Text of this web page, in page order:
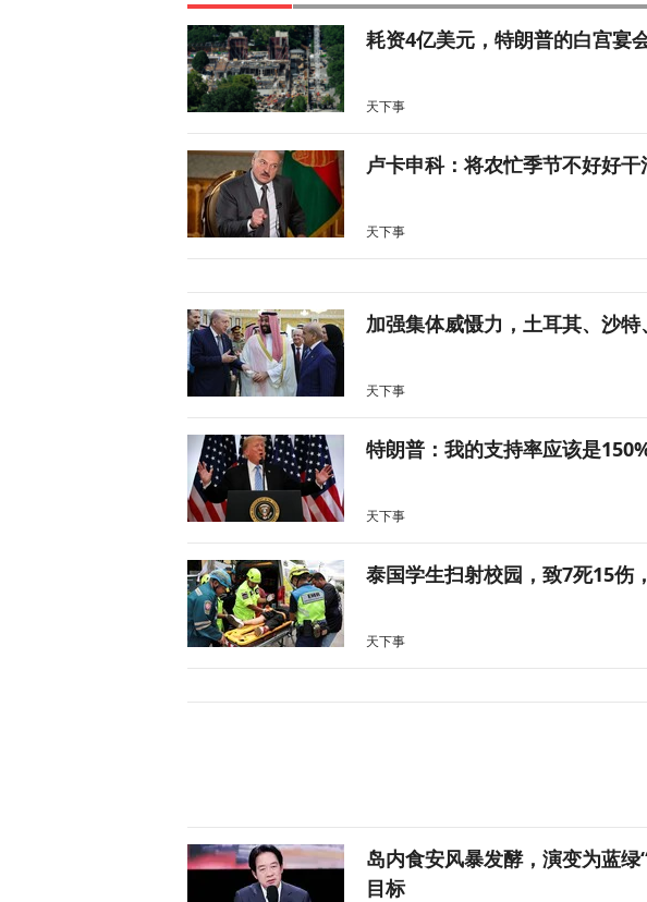
耗资4亿美元，特朗普的白宫宴
天下事
卢卡申科：将农忙季节不好好干
天下事
加强集体威慑力，土耳其、沙
天下事
特朗普：我的支持率应该是
天下事
泰国学生扫射校园，致7死15伤
天下事
岛内食安风暴发酵，演变为蓝
目标